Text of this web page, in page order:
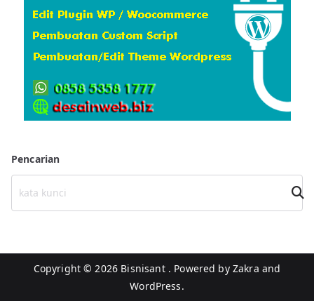
Pencarian
Cari
Copyright © 2026 Bisnisant . Powered by Zakra and
WordPress.